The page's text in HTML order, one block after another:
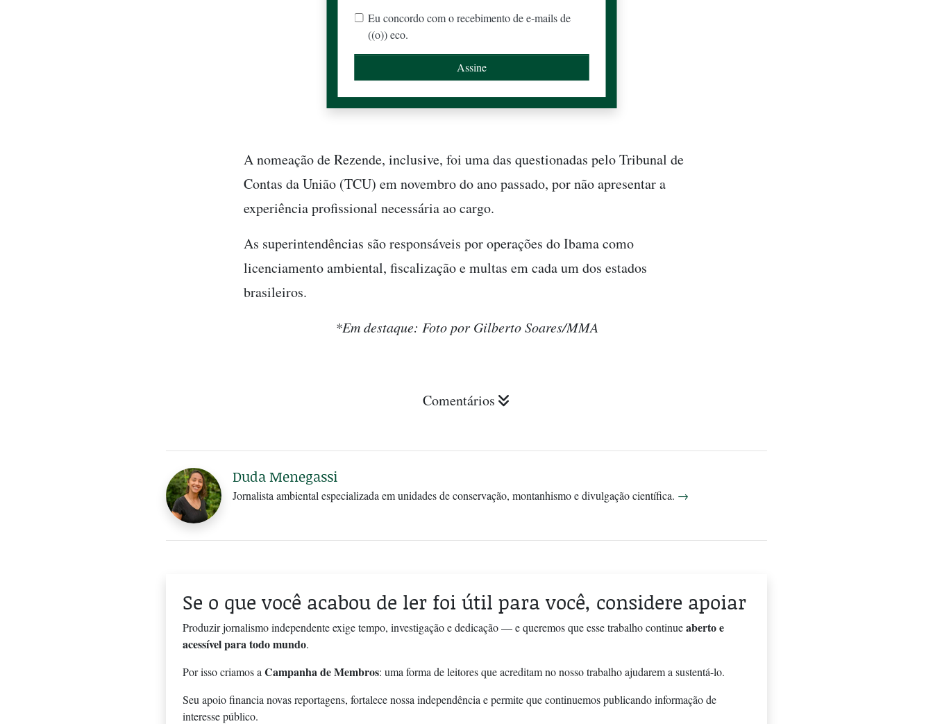
Eu concordo com o recebimento de e-mails de
((o)) eco.
A nomeação de Rezende, inclusive, foi uma das questionadas pelo Tribunal de
Contas da União (TCU) em novembro do ano passado, por não apresentar a
experiência profissional necessária ao cargo.
As superintendências são responsáveis por operações do Ibama como
licenciamento ambiental, fiscalização e multas em cada um dos estados
brasileiros.
*Em destaque: Foto por Gilberto Soares/MMA
Comentários
Duda Menegassi
Jornalista ambiental especializada em unidades de conservação, montanhismo e divulgação científica. →
Se o que você acabou de ler foi útil para você, considere apoiar
Produzir jornalismo independente exige tempo, investigação e dedicação — e queremos que esse trabalho continueaberto e
acessível para todo mundo.
Por isso criamos a Campanha de Membros: uma forma de leitores que acreditam no nosso trabalho ajudarem a sustentá-lo.
Seu apoio financia novas reportagens, fortalece nossa independência e permite que continuemos publicando informação de
interesse público.